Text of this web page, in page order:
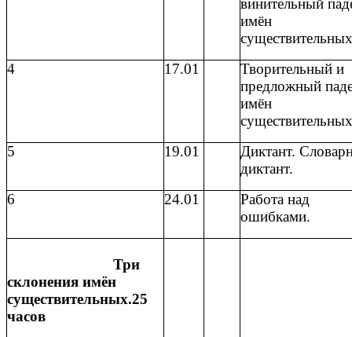
винительный
имён
4
17.01
Творительный и
предложный
имён
5
19.01
Диктант.
диктант.
6
24.01
Работа над
ошибками.
Три
склонения имён
существительных.25
часов